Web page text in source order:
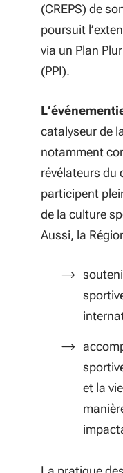
(CREPS) de
poursuit
via un Plan
(PPI).
catalyseur de
notamment
révélateurs du
participent
de la culture
Aussi, la
et la